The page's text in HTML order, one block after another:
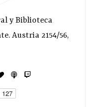
y Biblioteca
Austria 2154/56,